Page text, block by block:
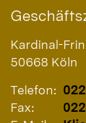
Kardinal-
50668 Köln
Telefon:
Fax: